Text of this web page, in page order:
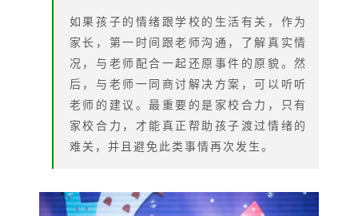
如果孩子的情绪跟学校的生活有关，作为
家长，第一时间跟老师沟通，了解真实情
况，与老师配合一起还原事件的原貌。然
后，与老师一同商讨解决方案，可以听听
老师的建议。最重要的是家校合力，只有
家校合力，才能真正帮助孩子渡过情绪的
难关，并且避免此类事情再次发生。